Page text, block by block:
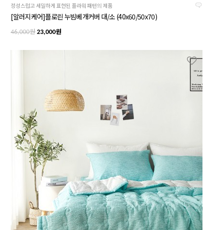
정성스럽고 세밀하게 표현된 플라워 패턴의 제품
[알러지케어]플로린 누빔베개커버 대/소 (40x60/50x70)
46,000원23,000원